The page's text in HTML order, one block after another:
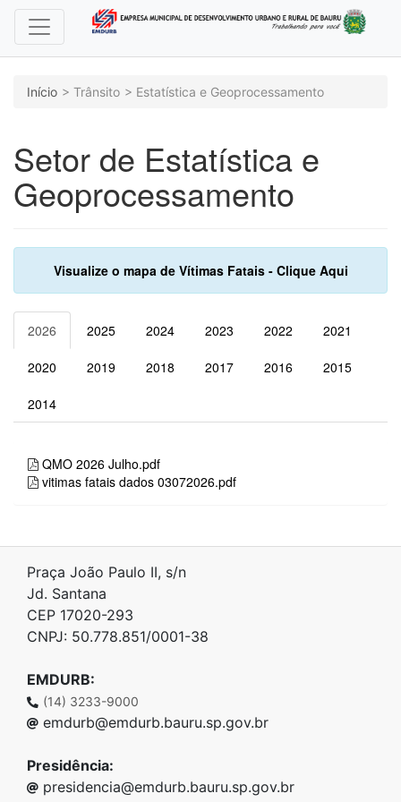
Início Trânsito Estatística e Geoprocessamento
Praça João Paulo II, s/n
Jd. Santana
CEP 17020-293
CNPJ: 50.778.851/0001-38
EMDURB:
(14) 3233-9000
emdurb@emdurb.bauru.sp.gov.br
Presidência:
presidencia@emdurb.bauru.sp.gov.br